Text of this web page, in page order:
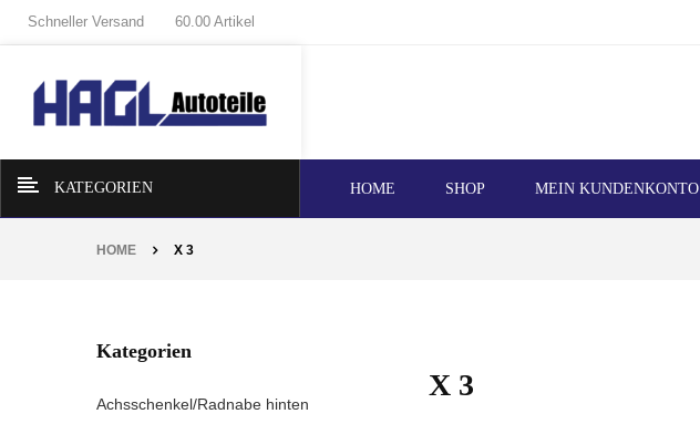
Schneller Versand 60.00 Artikel
KATEGORIEN HOME SHOP MEIN KUNDENKONTO
HOME X 3
Kategorien
Achsschenkel/Radnabe hinten
X 3